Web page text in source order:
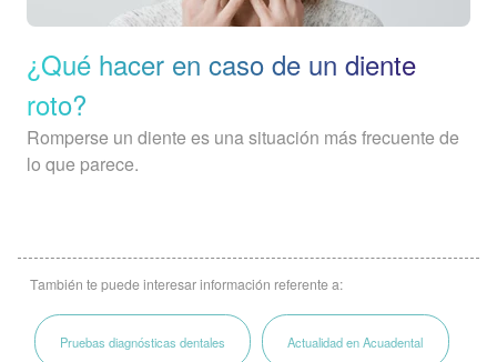
¿Qué hacer en caso de un diente
roto?
Romperse un diente es una situación más frecuente de
lo que parece.
También te puede interesar información referente a:
Pruebas diagnósticas dentales Actualidad en Acuadental